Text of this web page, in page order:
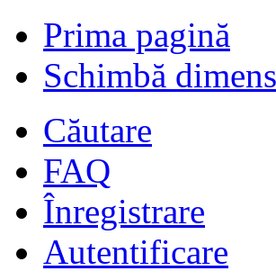
Prima pagină
Schimbă
Căutare
FAQ
Înregistrare
Autentificare